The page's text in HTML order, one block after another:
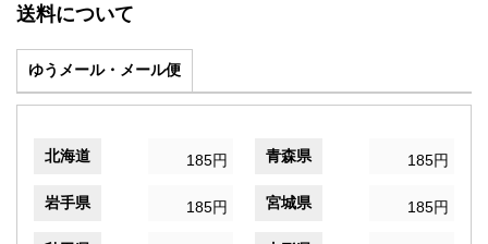
送料について
ゆうメール・メール便
北海道 185円 青森県 185円
岩手県 185円 宮城県 185円